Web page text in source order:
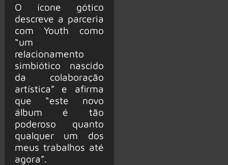
O ícone gótico
descreve a parceria
com Youth como
“um
relacionamento
simbiótico nascido
da colaboração
artística” e afirma
que “este novo
álbum é tão
poderoso quanto
qualquer um dos
meus trabalhos até
agora”.